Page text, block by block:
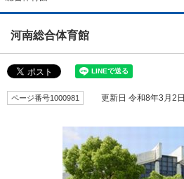
河南総合体育館
ページ番号1000981 更新日 令和8年3月2日